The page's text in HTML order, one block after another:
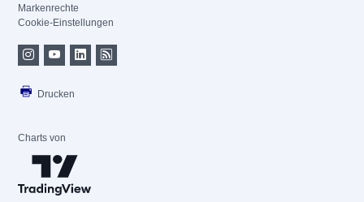
Markenrechte
Cookie-Einstellungen
Drucken
Charts von